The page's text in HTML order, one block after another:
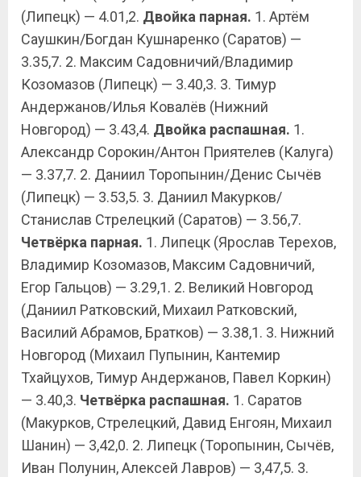
(Липецк) — 4.01,2. Двойка парная. 1. Артём
Саушкин/Богдан Кушнаренко (Саратов) —
3.35,7. 2. Максим Садовничий/Владимир
Козомазов (Липецк) — 3.40,3. 3. Тимур
Андержанов/Илья Ковалёв (Нижний
Новгород) — 3.43,4. Двойка распашная. 1.
Александр Сорокин/Антон Приятелев (Калуга)
— 3.37,7. 2. Даниил Торопынин/Денис Сычёв
(Липецк) — 3.53,5. 3. Даниил Макурков/
Станислав Стрелецкий (Саратов) — 3.56,7.
Четвёрка парная. 1. Липецк (Ярослав Терехов,
Владимир Козомазов, Максим Садовничий,
Егор Гальцов) — 3.29,1. 2. Великий Новгород
(Даниил Ратковский, Михаил Ратковский,
Василий Абрамов, Братков) — 3.38,1. 3. Нижний
Новгород (Михаил Пупынин, Кантемир
Тхайцухов, Тимур Андержанов, Павел Коркин)
— 3.40,3. Четвёрка распашная. 1. Саратов
(Макурков, Стрелецкий, Давид Енгоян, Михаил
Шанин) — 3,42,0. 2. Липецк (Торопынин, Сычёв,
Иван Полунин, Алексей Лавров) — 3,47,5. 3.